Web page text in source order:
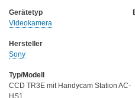
Gerätetyp
Videokamera
Hersteller
Sony
Typ/Modell
CCD TR3E mit Handycam Station AC-
HS1